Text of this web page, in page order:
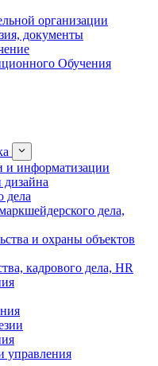
организации
документы
Обучения
и информатизации
дела
дела,
и охраны объектов
кадрового дела, HR
управления